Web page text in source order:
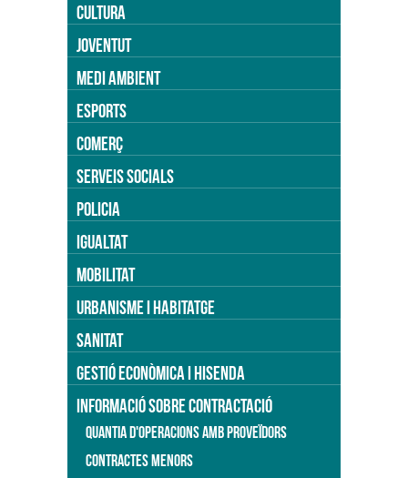
CULTURA
JOVENTUT
MEDI AMBIENT
ESPORTS
COMERÇ
SERVEIS SOCIALS
POLICIA
IGUALTAT
MOBILITAT
URBANISME I HABITATGE
SANITAT
GESTIÓ ECONÒMICA I HISENDA
INFORMACIÓ SOBRE CONTRACTACIÓ
QUANTIA D'OPERACIONS AMB PROVEÏDORS
CONTRACTES MENORS